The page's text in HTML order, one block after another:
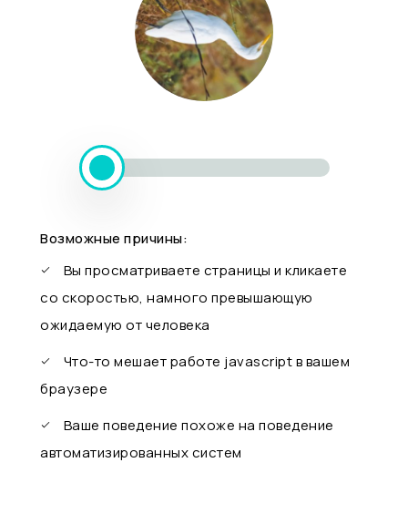
Возможные причины:
Вы просматриваете страницы и кликаете
со скоростью, намного превышающую
ожидаемую от человека
Что-то мешает работе javascript в вашем
браузере
Ваше поведение похоже на поведение
автоматизированных систем